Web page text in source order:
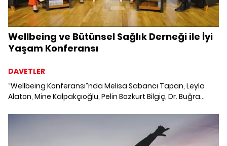
Wellbeing ve Bütünsel Sağlık Derneği ile İyi
Yaşam Konferansı
DAVETLER
“Wellbeing Konferansı”nda Melisa Sabancı Tapan, Leyla
Alaton, Mine Kalpakçıoğlu, Pelin Bozkurt Bilgiç, Dr. Buğra
yaşam üzerine fikirlerini paylaştı. Her anlamda daha iyi
olma ve bütünsel iyilik hali, konferansın en önemli konuları